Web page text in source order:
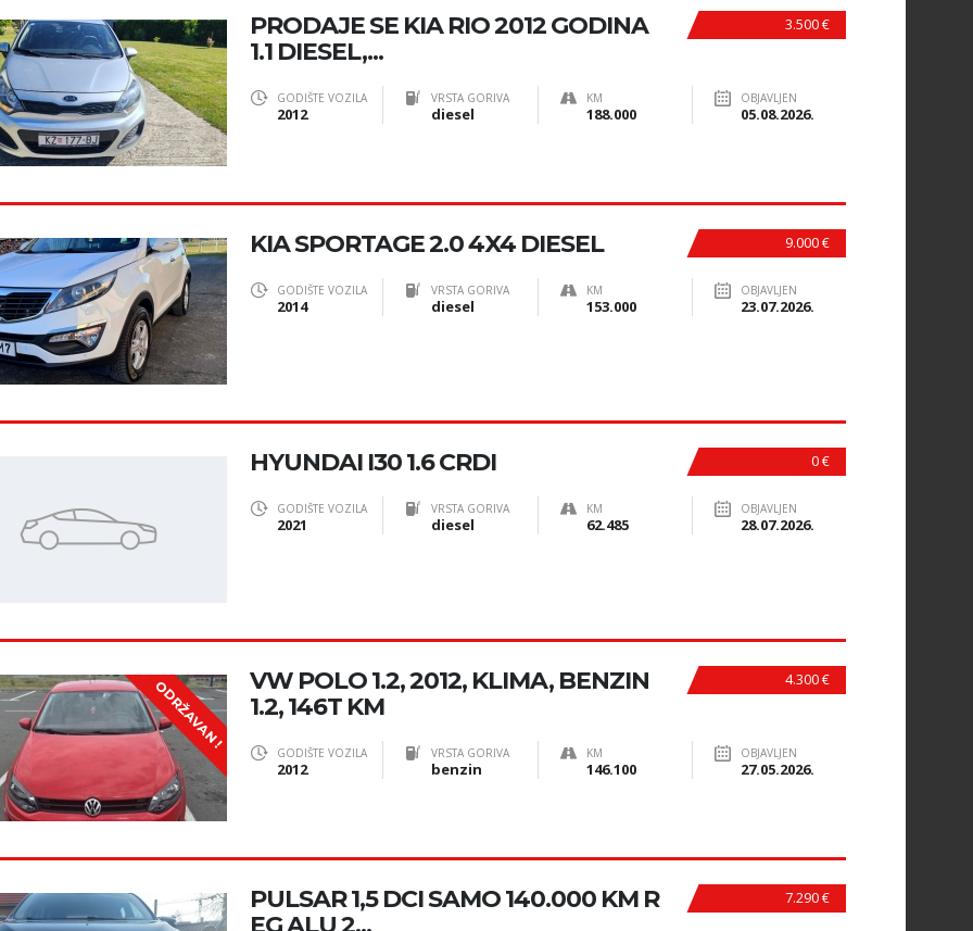
3.500 €
PRODAJE SE KIA RIO 2012 GODINA
1.1 DIESEL,...
GODIŠTE VOZILA
2012
VRSTA GORIVA
diesel
KM
188.000
OBJAVLJEN
05.08.2026.
9.000 €
KIA SPORTAGE 2.0 4X4 DIESEL
GODIŠTE VOZILA
2014
VRSTA GORIVA
diesel
KM
153.000
OBJAVLJEN
23.07.2026.
0 €
HYUNDAI I30 1.6 CRDI
GODIŠTE VOZILA
2021
VRSTA GORIVA
diesel
KM
62.485
OBJAVLJEN
28.07.2026.
ODRŽAVAN ! 4.300 €
VW POLO 1.2, 2012, KLIMA, BENZIN
1.2, 146T KM
GODIŠTE VOZILA
2012
VRSTA GORIVA
benzin
KM
146.100
OBJAVLJEN
27.05.2026.
7.290 €
PULSAR 1,5 DCI SAMO 140.000 KM R
EG ALU 2...